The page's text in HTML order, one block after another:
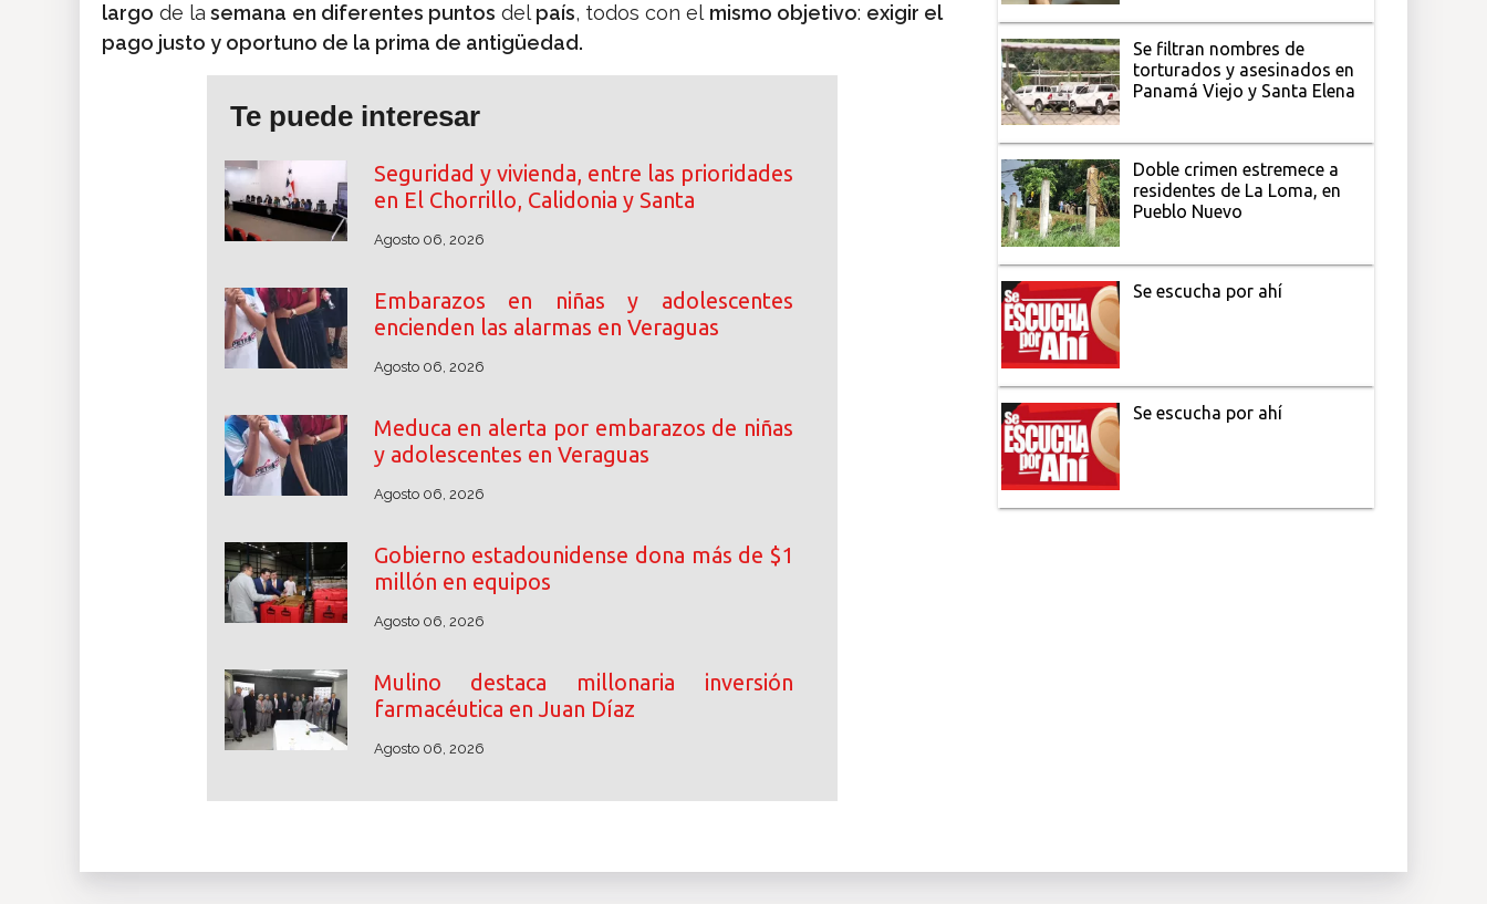
largo de la semana en diferentes puntos delpaís, todos con el mismo objetivo: exigir el
pago justo y oportuno de la prima de antigüedad.
Te puede interesar
Seguridad y vivienda, entre las prioridades
en El Chorrillo, Calidonia y Santa
Agosto 06, 2026
Embarazos en niñas y adolescentes
encienden las alarmas en Veraguas
Agosto 06, 2026
Meduca en alerta por embarazos de niñas
y adolescentes en Veraguas
Agosto 06, 2026
Gobierno estadounidense dona más de $1
millón en equipos
Agosto 06, 2026
Mulino destaca millonaria inversión
farmacéutica en Juan Díaz
Agosto 06, 2026
Se filtran nombres de
torturados y asesinados en
Panamá Viejo y Santa Elena
Doble crimen estremece a
residentes de La Loma, en
Pueblo Nuevo
Se escucha por ahí
Se escucha por ahí